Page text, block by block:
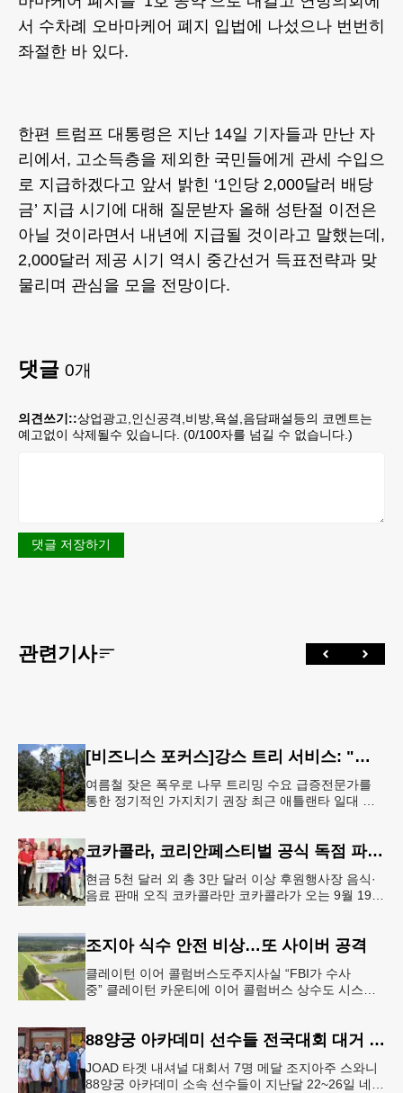
서 수차례 오바마케어 폐지 입법에 나섰으나 번번히
좌절한 바 있다.
한편 트럼프 대통령은 지난 14일 기자들과 만난 자
리에서, 고소득층을 제외한 국민들에게 관세 수입으
로 지급하겠다고 앞서 밝힌 ‘1인당 2,000달러 배당
금’ 지급 시기에 대해 질문받자 올해 성탄절 이전은
아닐 것이라면서 내년에 지급될 것이라고 말했는데,
2,000달러 제공 시기 역시 중간선거 득표전략과 맞
물리며 관심을 모을 전망이다.
댓글 0개
의견쓰기::상업광고,인신공격,비방,욕설,음담패설등의 코멘트는
예고없이 삭제될수 있습니다. (0/100자를 넘길 수 없습니다.)
댓글 저장하기
관련기사
[비즈니스 포커스]강스 트리 서비스: "강풍에 부러질라"… 여름철 주택가 수목 관리 '비상'
여름철 잦은 폭우로 나무 트리밍 수요 급증전문가를
통한 정기적인 가지치기 권장 최근 애틀랜타 일대 주
코카콜라, 코리안페스티벌 공식 독점 파트너 참여
현금 5천 달러 외 총 3만 달러 이상 후원행사장 음식·
음료 판매 오직 코카콜라만 코카콜라가 오는 9월 19-
조지아 식수 안전 비상…또 사이버 공격
클레이턴 이어 콜럼버스도주지사실 “FBI가 수사
중” 클레이턴 카운티에 이어 콜럼버스 상수도 시스템
88양궁 아카데미 선수들 전국대회 대거 입상
JOAD 타겟 내셔널 대회서 7명 메달 조지아주 스와니
88양궁 아카데미 소속 선수들이 지난달 22~26일 네브